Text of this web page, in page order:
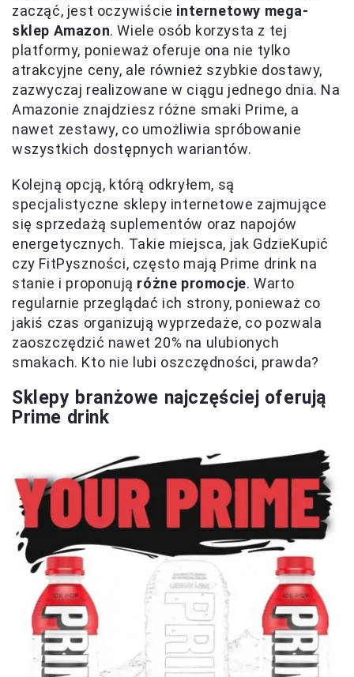
zacząć, jest oczywiście internetowy mega-
sklep Amazon. Wiele osób korzysta z tej
platformy, ponieważ oferuje ona nie tylko
atrakcyjne ceny, ale również szybkie dostawy,
zazwyczaj realizowane w ciągu jednego dnia. Na
Amazonie znajdziesz różne smaki Prime, a
nawet zestawy, co umożliwia spróbowanie
wszystkich dostępnych wariantów.
Kolejną opcją, którą odkryłem, są
specjalistyczne sklepy internetowe zajmujące
się sprzedażą suplementów oraz napojów
energetycznych. Takie miejsca, jak GdzieKupić
czy FitPyszności, często mają Prime drink na
stanie i proponują różne promocje. Warto
regularnie przeglądać ich strony, ponieważ co
jakiś czas organizują wyprzedaże, co pozwala
zaoszczędzić nawet 20% na ulubionych
smakach. Kto nie lubi oszczędności, prawda?
Sklepy branżowe najczęściej oferują
Prime drink